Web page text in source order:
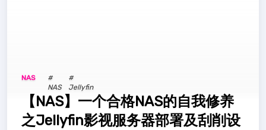
NAS
#
NAS
#
Jellyfin
【NAS】一个合格NAS的自我修养
之Jellyfin影视服务器部署及刮削设